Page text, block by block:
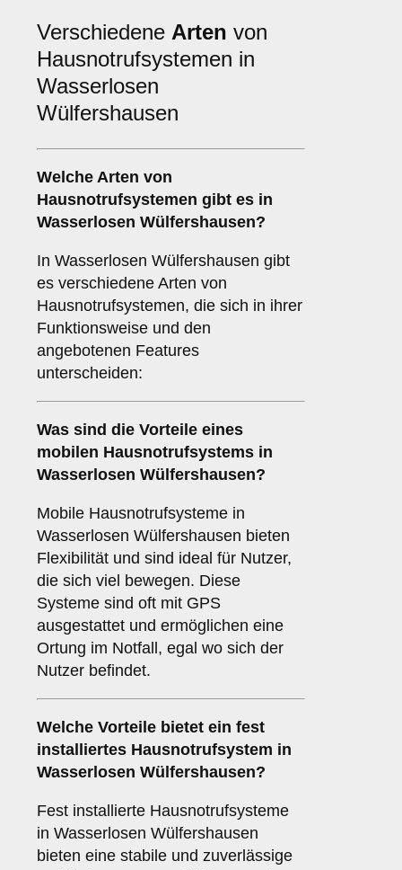
Verschiedene Arten von
Hausnotrufsystemen in
Wasserlosen
Wülfershausen
Welche Arten von
Hausnotrufsystemen gibt es in
Wasserlosen Wülfershausen?
In Wasserlosen Wülfershausen gibt
es verschiedene Arten von
Hausnotrufsystemen, die sich in ihrer
Funktionsweise und den
angebotenen Features
unterscheiden:
Was sind die Vorteile eines
mobilen Hausnotrufsystems in
Wasserlosen Wülfershausen?
Mobile Hausnotrufsysteme in
Wasserlosen Wülfershausen bieten
Flexibilität und sind ideal für Nutzer,
die sich viel bewegen. Diese
Systeme sind oft mit GPS
ausgestattet und ermöglichen eine
Ortung im Notfall, egal wo sich der
Nutzer befindet.
Welche Vorteile bietet ein fest
installiertes Hausnotrufsystem in
Wasserlosen Wülfershausen?
Fest installierte Hausnotrufsysteme
in Wasserlosen Wülfershausen
bieten eine stabile und zuverlässige